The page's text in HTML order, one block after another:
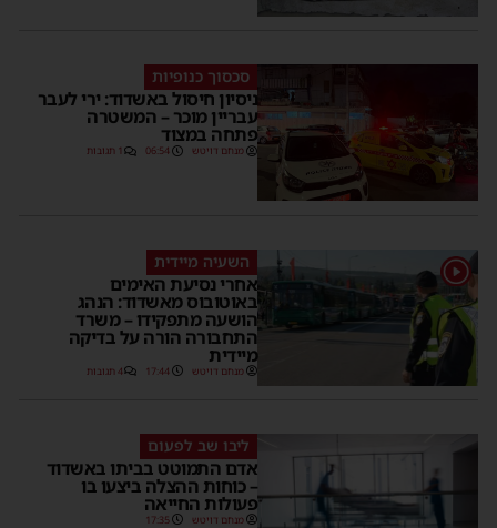
סכסוך כנופיות
ניסיון חיסול באשדוד: ירי לעבר
עבריין מוכר – המשטרה
פתחה במצוד
מנחם דויטש 06:54 1 תגובות
1 השעיה מיידית
אחרי נסיעת האימים
באוטובוס מאשדוד: הנהג
הושעה מתפקידו – משרד
התחבורה הורה על בדיקה
מיידית
מנחם דויטש 17:44 4 תגובות
ליבו שב לפעום
אדם התמוטט בביתו באשדוד
– כוחות ההצלה ביצעו בו
פעולות החייאה
מנחם דויטש 17:35